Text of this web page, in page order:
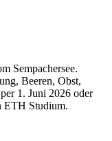
Sempachersee.
Beeren, Obst,
1. Juni 2026 oder
ETH Studium.